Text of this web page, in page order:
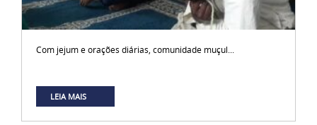
Com jejum e orações diárias, comunidade muçul...
LEIA MAIS